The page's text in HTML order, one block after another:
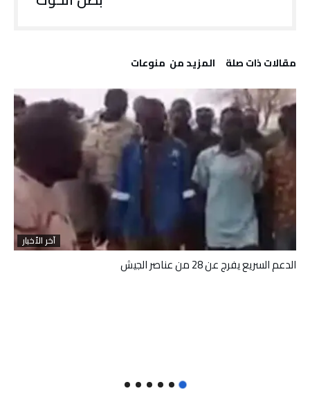
‫مقالات ذات صلة‬ ‫المزيد من ‬ منوعات
آخر الأخبار
الدعم السريع يفرج عن 28 من عناصر الجيش